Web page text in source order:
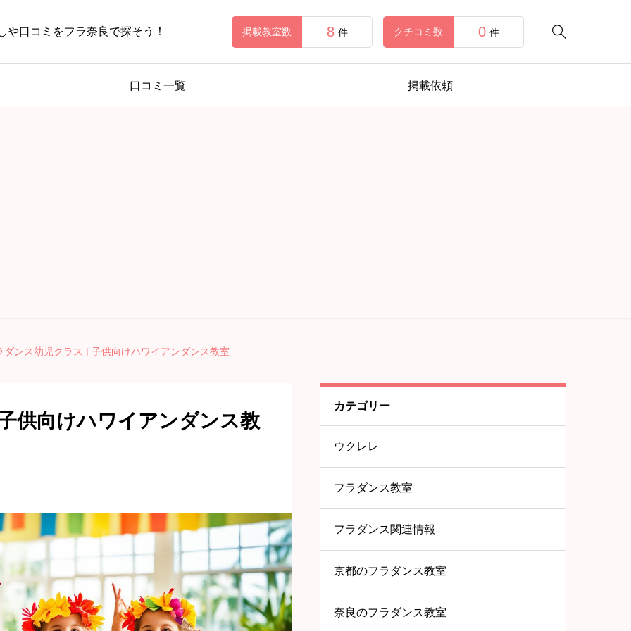
口コミをフラ奈良で探そう！ 
掲載教室数 8 件 クチコミ数 0 件
口コミ一覧 掲載依頼
ダンス幼児クラス | 子供向けハワイアンダンス教室
供向けハワイアンダンス教
カテゴリー
ウクレレ
フラダンス教室
フラダンス関連情報
京都のフラダンス教室
奈良のフラダンス教室